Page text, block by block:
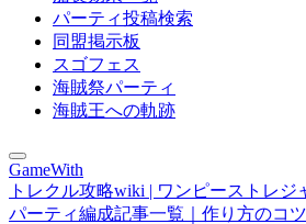
パーティ投稿検索
同盟掲示板
スゴフェス
海賊祭パーティ
海賊王への軌跡
GameWith
トレクル攻略wiki | ワンピーストレジ
パーティ編成記事一覧｜作り方のコツ